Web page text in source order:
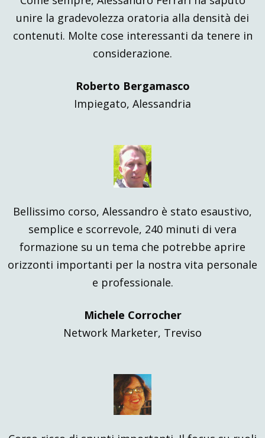
unire la gradevolezza oratoria alla densità dei
contenuti. Molte cose interessanti da tenere in
considerazione.
Roberto Bergamasco
Impiegato, Alessandria
Bellissimo corso, Alessandro è stato esaustivo,
semplice e scorrevole, 240 minuti di vera
formazione su un tema che potrebbe aprire
orizzonti importanti per la nostra vita personale
e professionale.
Michele Corrocher
Network Marketer, Treviso